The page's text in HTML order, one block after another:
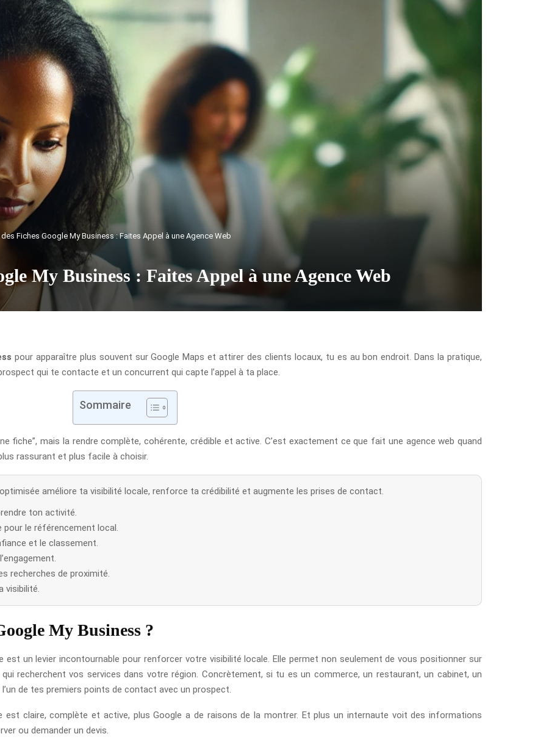
Fiches Google My Business : Faites Appel à une Agence Web
My Business : Faites Appel à une Agence Web
pour apparaître plus souvent sur Google Maps et attirer des clients locaux, tu es au bon endroit. Dans la pratique,
qui te contacte et un concurrent qui capte l’appel à ta place.
Sommaire
fiche”, mais la rendre complète, cohérente, crédible et active. C’est exactement ce que fait une agence web quand
rassurant et plus facile à choisir.
améliore ta visibilité locale, renforce ta crédibilité et augmente les prises de contact.
ton activité.
le référencement local.
et le classement.
recherches de proximité.
visibilité.
My Business ?
est un levier incontournable pour renforcer votre visibilité locale. Elle permet non seulement de vous positionner sur
recherchent vos services dans votre région. Concrètement, si tu es un commerce, un restaurant, un cabinet, un
de tes premiers points de contact avec un prospect.
est claire, complète et active, plus Google a de raisons de la montrer. Et plus un internaute voit des informations
ou demander un devis.